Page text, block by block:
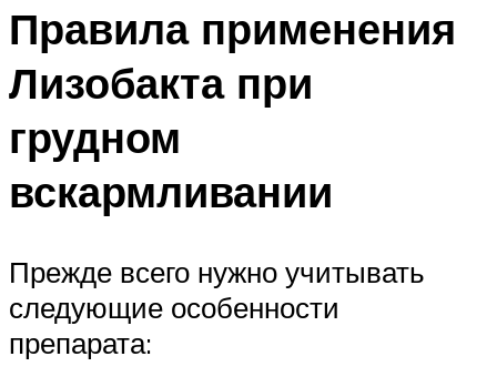
Правила применения
Лизобакта при
грудном
вскармливании
Прежде всего нужно учитывать
следующие особенности
препарата: